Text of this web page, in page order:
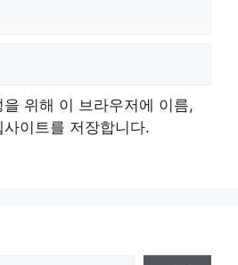
위해 이 브라우저에 이름,
이트를 저장합니다.